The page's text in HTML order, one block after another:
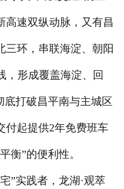
高速双纵动脉，又有昌
三环，串联海淀、朝阳
，形成覆盖海淀、回
底打破昌平南与主城区
付起提供2年免费班车
衡”的便利性。
实践者，龙湖·观萃